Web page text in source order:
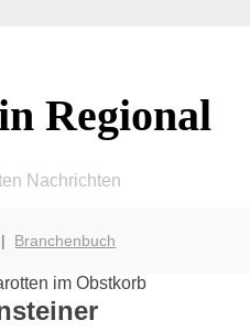
Regional
Nachrichten
| Branchenbuch